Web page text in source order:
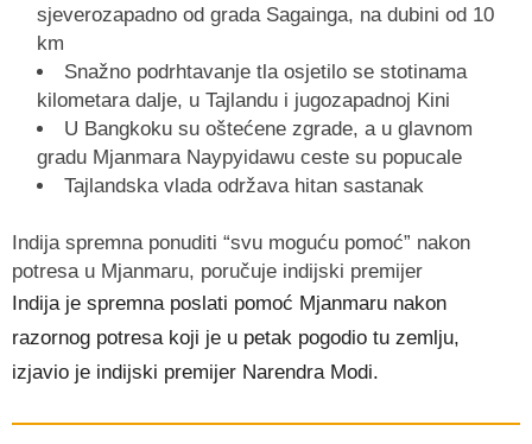
sjeverozapadno od grada Sagainga, na dubini od 10
km
Snažno podrhtavanje tla osjetilo se stotinama
kilometara dalje, u Tajlandu i jugozapadnoj Kini
U Bangkoku su oštećene zgrade, a u glavnom
gradu Mjanmara Naypyidawu ceste su popucale
Tajlandska vlada održava hitan sastanak
Indija spremna ponuditi “svu moguću pomoć” nakon
potresa u Mjanmaru, poručuje indijski premijer
Indija je spremna poslati pomoć Mjanmaru nakon
razornog potresa koji je u petak pogodio tu zemlju,
izjavio je indijski premijer Narendra Modi.